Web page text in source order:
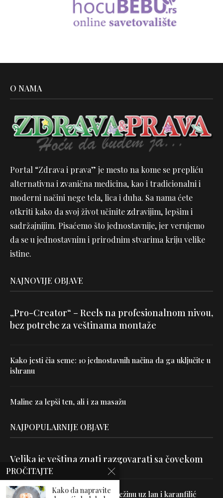
O NAMA
Portal “Zdrava i prava” je mesto na kome se prepliću
alternativna i zvanična medicina, kao i tradicionalni i
moderni načini nege tela, lica i duha. Sa nama ćete
otkriti kako da svoj život učinite zdravijim, lepšim i
sadržajnijim. Pisaćemo što jednostavnije, jer verujemo
da se u jednostavnim i prirodnim stvarima kriju velike
istine.
NAJNOVIJE OBJAVE
„Pro-Creator“ – Reels na profesionalnom nivou,
bez potrebe za veštinama montaže
Kako jesti čia seme: 10 jednostavnih načina da ga uključite u
ishranu
Maline za lepši ten, ali i za masažu
NAJPOPULARNIJE OBJAVE
Velika je veština znati razgovarati sa čovekom
Uništite parazite i normalizujte težinu uz lan i karanfilić
PROČITAJTE
Kako da napravite